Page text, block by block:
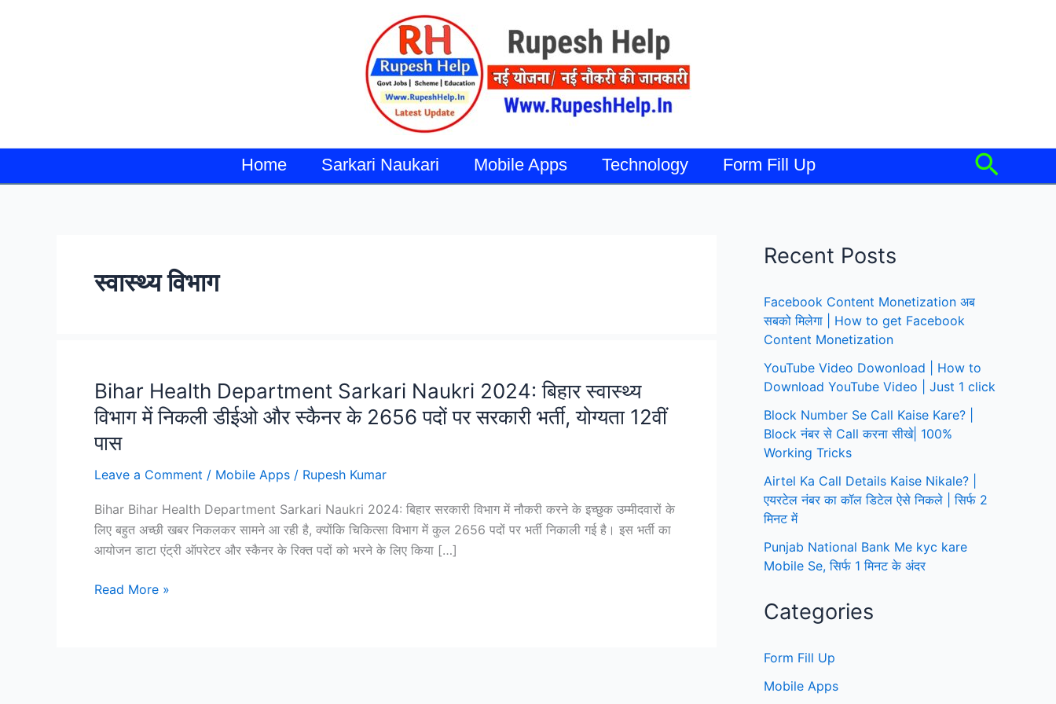
Home Sarkari Naukari Mobile Apps Technology Form Fill Up
स्वास्थ्य विभाग
Bihar Health Department Sarkari Naukri 2024: बिहार स्वास्थ्य
विभाग में निकली डीईओ और स्कैनर के 2656 पदों पर सरकारी भर्ती, योग्यता 12वीं
पास
Leave a Comment / Mobile Apps / Rupesh Kumar
Bihar Bihar Health Department Sarkari Naukri 2024: बिहार सरकारी विभाग में नौकरी करने के इच्छुक उम्मीदवारों के
लिए बहुत अच्छी खबर निकलकर सामने आ रही है, क्योंकि चिकित्सा विभाग में कुल 2656 पदों पर भर्ती निकाली गई है। इस भर्ती का
आयोजन डाटा एंट्री ऑपरेटर और स्कैनर के रिक्त पदों को भरने के लिए किया […]
Bihar
Read More »
Recent Posts
Facebook Content Monetization अब
सबको मिलेगा | How to get Facebook
Content Monetization
YouTube Video Dowonload | How to
Download YouTube Video | Just 1 click
Block Number Se Call Kaise Kare? |
Block नंबर से Call करना सीखे| 100%
Working Tricks
Airtel Ka Call Details Kaise Nikale? |
एयरटेल नंबर का कॉल डिटेल ऐसे निकले | सिर्फ 2
मिनट में
Punjab National Bank Me kyc kare
Mobile Se, सिर्फ 1 मिनट के अंदर
Categories
Form Fill Up
Mobile Apps